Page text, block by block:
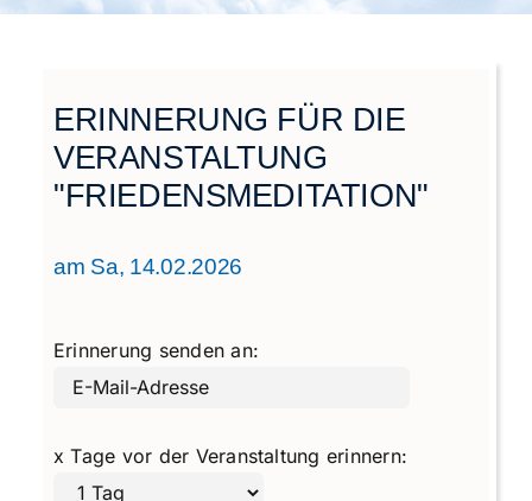
Städtegruppen Schweiz
ERINNERUNG FÜR DIE
VERANSTALTUNG
"FRIEDENSMEDITATION"
am Sa, 14.02.2026
Erinnerung senden an:
x Tage vor der Veranstaltung erinnern: